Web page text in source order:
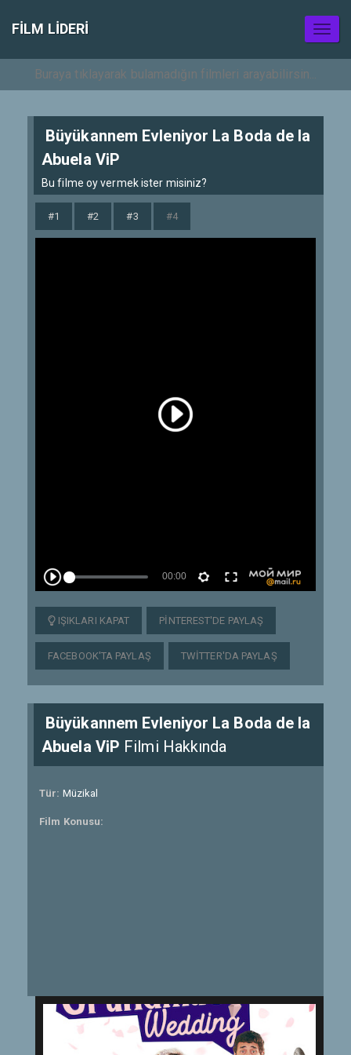
FILM LIDERI
Büyükannem Evleniyor La Boda de la
Abuela ViP
Bu filme oy vermek ister misiniz?
#1 #2 #3 #4
IŞIKLARI KAPAT PINTEREST'DE PAYLAŞ
FACEBOOK'TA PAYLAŞ TWITTER'DA PAYLAŞ
Büyükannem Evleniyor La Boda de la
Abuela ViP Filmi Hakkında
Tür: Müzikal
Film Konusu: